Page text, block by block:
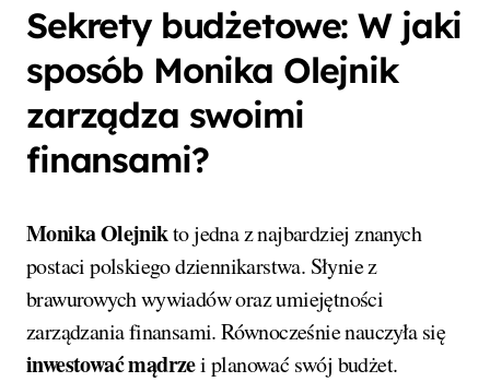
Sekrety budżetowe: W jaki
sposób Monika Olejnik
zarządza swoimi
finansami?
Monika Olejnikto jedna z najbardziej znanych
postaci polskiego dziennikarstwa. Słynie z
brawurowych wywiadów oraz umiejętności
zarządzania finansami. Równocześnie nauczyła się
inwestować mądrzei planować swój budżet.